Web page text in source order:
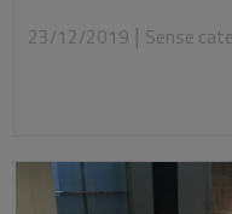
23/12/2019 | Sense